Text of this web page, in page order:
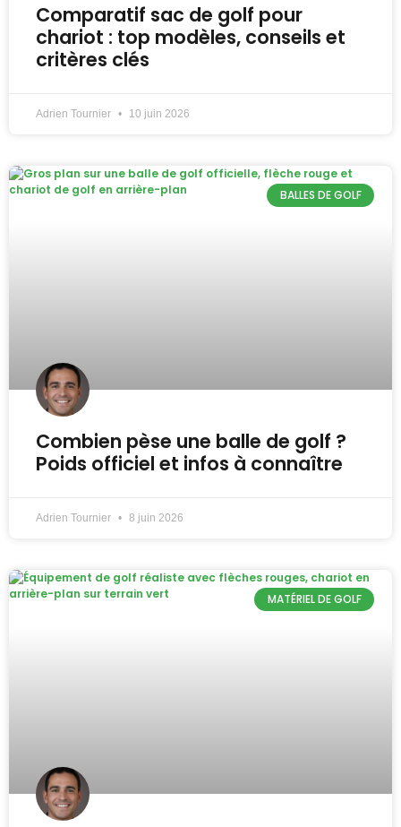
Comparatif sac de golf pour
chariot : top modèles, conseils et
critères clés
Adrien Tournier 10 juin 2026
BALLES DE GOLF
Combien pèse une balle de golf ?
Poids officiel et infos à connaître
Adrien Tournier 8 juin 2026
MATÉRIEL DE GOLF